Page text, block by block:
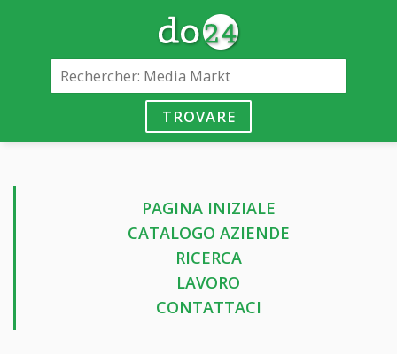
TROVARE
PAGINA INIZIALE
CATALOGO AZIENDE
RICERCA
LAVORO
CONTATTACI